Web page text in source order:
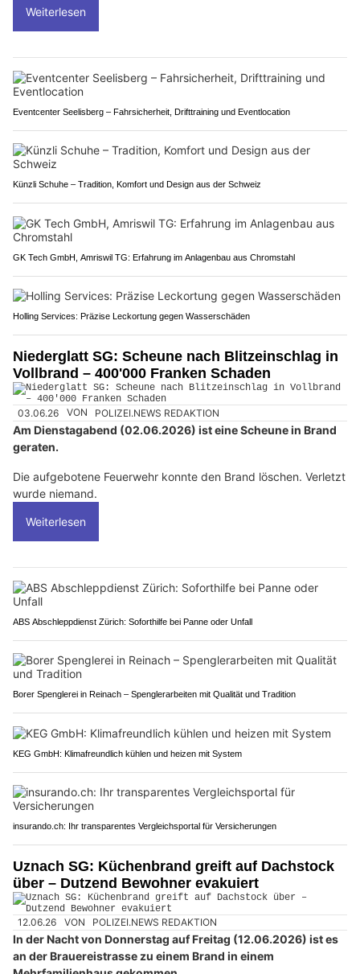
Weiterlesen
Eventcenter Seelisberg – Fahrsicherheit, Drifttraining und Eventlocation
Künzli Schuhe – Tradition, Komfort und Design aus der Schweiz
GK Tech GmbH, Amriswil TG: Erfahrung im Anlagenbau aus Chromstahl
Holling Services: Präzise Leckortung gegen Wasserschäden
Niederglatt SG: Scheune nach Blitzeinschlag in
Vollbrand – 400'000 Franken Schaden
03.06.26 VON POLIZEI.NEWS REDAKTION
Am Dienstagabend (02.06.2026) ist eine Scheune in Brand
geraten.
Die aufgebotene Feuerwehr konnte den Brand löschen. Verletzt
wurde niemand.
Weiterlesen
ABS Abschleppdienst Zürich: Soforthilfe bei Panne oder Unfall
Borer Spenglerei in Reinach – Spenglerarbeiten mit Qualität und Tradition
KEG GmbH: Klimafreundlich kühlen und heizen mit System
insurando.ch: Ihr transparentes Vergleichsportal für Versicherungen
Uznach SG: Küchenbrand greift auf Dachstock
über – Dutzend Bewohner evakuiert
12.06.26 VON POLIZEI.NEWS REDAKTION
In der Nacht von Donnerstag auf Freitag (12.06.2026) ist es
an der Brauereistrasse zu einem Brand in einem